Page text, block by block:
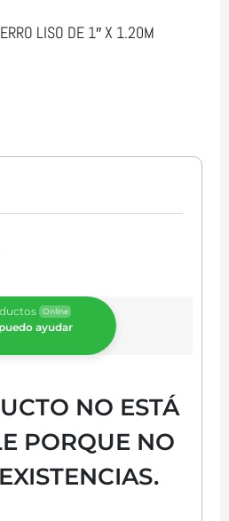
LISO DE 1″ X 1.20M
Online
ayudar
NO ESTÁ
PORQUE NO